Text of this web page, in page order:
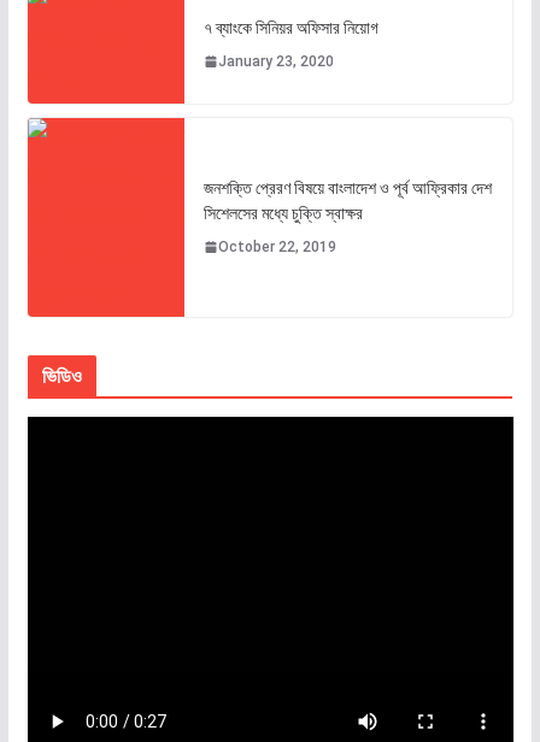
৭ ব্যাংকে সিনিয়র অফিসার নিয়োগ
January 23, 2020
জনশক্তি প্রেরণ বিষয়ে বাংলাদেশ ও পূর্ব আফ্রিকার দেশ
সিশেলসের মধ্যে চুক্তি স্বাক্ষর
October 22, 2019
ভিডিও